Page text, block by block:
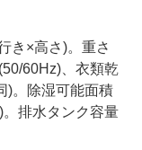
き×高さ)。重さ
60Hz)、衣類乾
)。除湿可能面積
排水タンク容量